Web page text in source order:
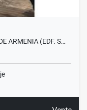
ARMENIA (EDF. S…